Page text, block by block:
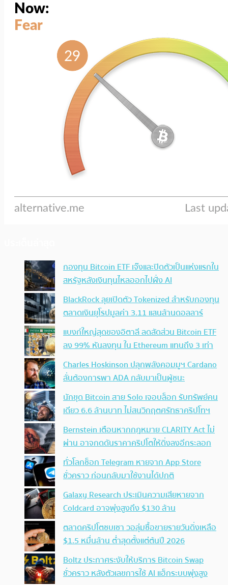
กองทุน Bitcoin ETF เจ๊งและปิดตัวเป็นแห่งแรกใน
สหรัฐหลังเงินทุนไหลออกไปฝั่ง AI
BlackRock ลุยเปิดตัว Tokenized สำหรับกองทุน
ตลาดเงินยุโรปมูลค่า 3.11 แสนล้านดอลลาร์
แบงก์ใหญ่สุดของอิตาลี ลดสัดส่วน Bitcoin ETF
ลง 99% หันลงทุน ใน Ethereum แทนถึง 3 เท่า
Charles Hoskinson ปลุกพลังคอมมูฯ Cardano
ลั่นต้องการพา ADA กลับมาเป็นผู้ชนะ
นักขุด Bitcoin สาย Solo เจอบล็อก รับทรัพย์คน
เดียว 6.6 ล้านบาท ไม่สนวิกฤตศรัทธาคริปโทฯ
Bernstein เตือนหากกฎหมาย CLARITY Act ไม่
ผ่าน อาจกดดันราคาคริปโตให้ดิ่งลงอีกระลอก
ทั่วโลกช็อก Telegram หายจาก App Store
ชั่วคราว ก่อนกลับมาใช้งานได้ปกติ
Galaxy Research ประเมินความเสียหายจาก
Coldcard อาจพุ่งสูงถึง $130 ล้าน
ตลาดคริปโตซบเซา วอลุ่มซื้อขายรายวันดิ่งเหลือ
$1.5 หมื่นล้าน ต่ำสุดตั้งแต่ต้นปี 2026
Boltz ประกาศระงับให้บริการ Bitcoin Swap
ชั่วคราว หลังตัวเลขการใช้ AI แฮ็กระบบพุ่งสูง